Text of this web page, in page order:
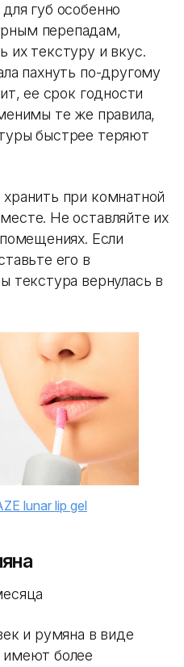
губ особенно
перепадам,
их текстуру и вкус.
пахнуть по-другому
ее срок годности
те же правила,
быстрее теряют
при комнатной
Не оставляйте их
Если
его в
текстура вернулась в
lunar lip gel
и румяна в виде
имеют более